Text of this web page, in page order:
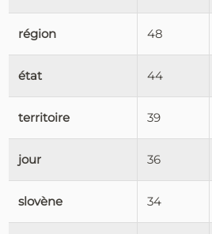
région 48
état 44
territoire 39
jour 36
slovène 34